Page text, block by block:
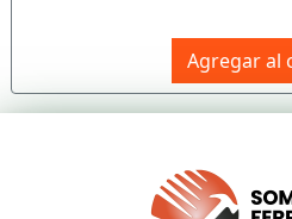
Agregar al